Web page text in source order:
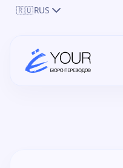
🇷🇺RUS